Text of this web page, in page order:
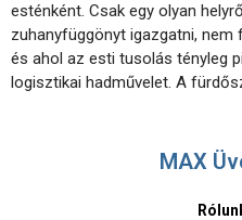
esténként. Csak egy olyan
zuhanyfüggönyt igazgatni,
és ahol az esti tusolás tényleg
logisztikai hadművelet. A
MAX